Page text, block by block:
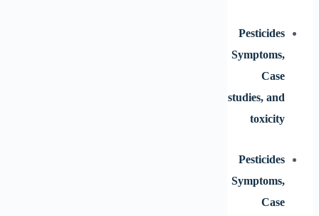
Pesticides
Symptoms,
Case
studies, and
toxicity
Pesticides
Symptoms,
Case